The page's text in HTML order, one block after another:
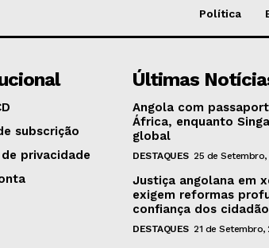
Política
subscrição
privacidade
Últimas
Angola com
África, enquanto
global
DESTAQUES 25 de Setembro,
Justiça angolana em
exigem reformas
confiança dos
DESTAQUES 21 de Setembro,